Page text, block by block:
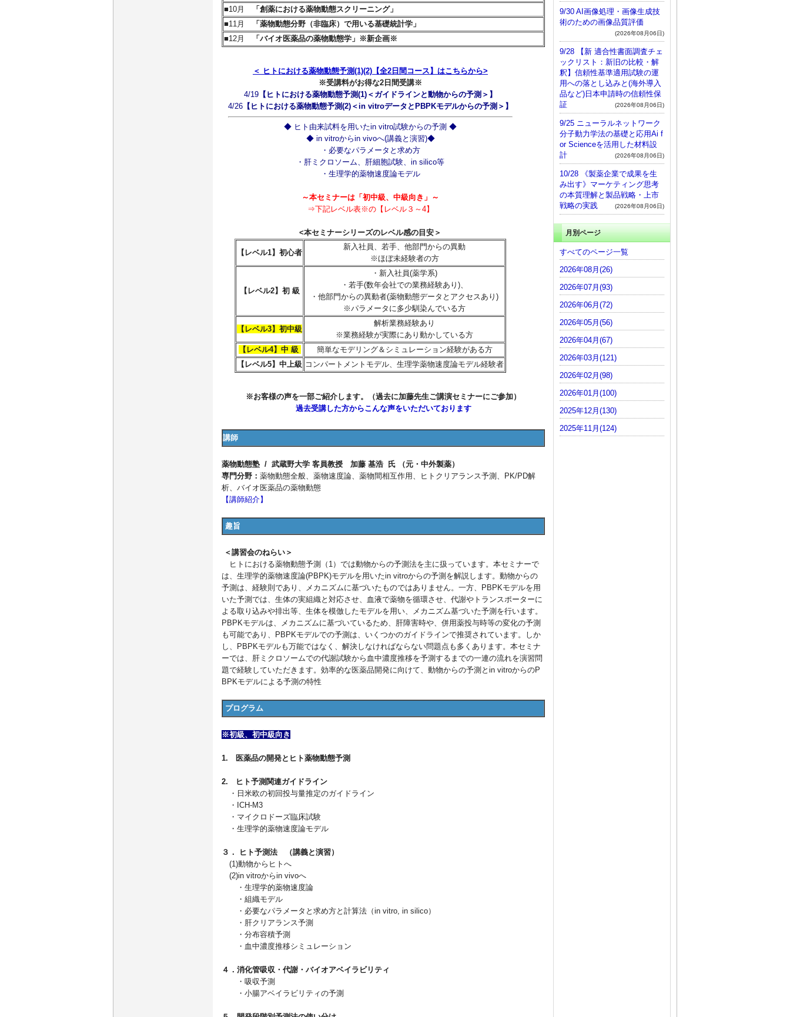
■10月
「創薬における薬物動態スクリーニング」
■11月
「薬物動態分野（非臨床）で用いる基礎統計学」
■12月
「バイオ医薬品の薬物動態学」 ※新企画※
＜ ヒトにおける薬物動態予測(1)(2)【全2日間コース】はこちらから>
※受講料がお得な2日間受講※
4/19 【ヒトにおける薬物動態予測(1)＜ガイドラインと動物からの予測＞】
4/26 【ヒトにおける薬物動態予測(2)＜in vitroデータとPBPKモデルからの予測＞】
◆ ヒト由来試料を用いたin vitro試験からの予測 ◆
◆ in vitroからin vivoへ(講義と演習)◆
・必要なパラメータと求め方
・肝ミクロソーム、肝細胞試験、in silico等
・生理学的薬物速度論モデル
～本セミナーは「初中級、中級向き」～
⇒下記レベル表※の【レベル３～4】
<本セミナーシリーズのレベル感の目安＞
【レベル1】初心者
新入社員、若手、他部門からの異動
※ほぼ未経験者の方
【レベル2】初 級
・新入社員(薬学系)
・若手(数年会社での業務経験あり)、
・他部門からの異動者(薬物動態データとアクセスあり)
※パラメータに多少馴染んでいる方
【レベル3】初中級
解析業務経験あり
※業務経験が実際にあり動かしている方
【レベル4】中 級
簡単なモデリング＆シミュレーション経験がある方
【レベル5】中上級 コンパートメントモデル、生理学薬物速度論モデル経験者
※お客様の声を一部ご紹介します。（過去に加藤先生ご講演セミナーにご参加）
過去受講した方からこんな声をいただいております
講師
薬物動態塾 / 武蔵野大学 客員教授 加藤 基浩 氏 （元・中外製薬）
専門分野： 薬物動態全般、薬物速度論、薬物間相互作用、ヒトクリアランス予測、PK/PD解
析、バイオ医薬品の薬物動態
【講師紹介】
趣旨
＜講習会のねらい＞
ヒトにおける薬物動態予測（1）では動物からの予測法を主に扱っています。本セミナーで
は、生理学的薬物速度論(PBPK)モデルを用いたin vitroからの予測を解説します。動物からの
予測は、経験則であり、メカニズムに基づいたものではありません。一方、PBPKモデルを用
いた予測では、生体の実組織と対応させ、血液で薬物を循環させ、代謝やトランスポーターに
よる取り込みや排出等、生体を模倣したモデルを用い、メカニズム基づいた予測を行います。
PBPKモデルは、メカニズムに基づいているため、肝障害時や、併用薬投与時等の変化の予測
も可能であり、PBPKモデルでの予測は、いくつかのガイドラインで推奨されています。しか
し、PBPKモデルも万能ではなく、解決しなければならない問題点も多くあります。本セミナ
ーでは、肝ミクロソームでの代謝試験から血中濃度推移を予測するまでの一連の流れを演習問
題で経験していただきます。効率的な医薬品開発に向けて、動物からの予測とin vitroからのP
BPKモデルによる予測の特性
プログラム
※初級、初中級向き
1. 医薬品の開発とヒト薬物動態予測
2. ヒト予測関連ガイドライン
・日米欧の初回投与量推定のガイドライン
・ICH-M3
・マイクロドーズ臨床試験
・生理学的薬物速度論モデル
３． ヒト予測法 （講義と演習）
(1)動物からヒトへ
(2)in vitroからin vivoへ
・生理学的薬物速度論
・組織モデル
・必要なパラメータと求め方と計算法（in vitro, in silico）
・肝クリアランス予測
・分布容積予測
・血中濃度推移シミュレーション
４．消化管吸収・代謝・バイオアベイラビリティ
・吸収予測
・小腸アベイラビリティの予測
9/30 AI画像処理・画像生成技
術のための画像品質評価
(2026年08月06日)
9/28 【新 適合性書面調査チェ
ックリスト：新旧の比較・解
釈】信頼性基準適用試験の運
用への落とし込みと(海外導入
品など)日本申請時の信頼性保
証
(2026年08月06日)
9/25 ニューラルネットワーク
分子動力学法の基礎と応用Ai f
or Scienceを活用した材料設
計
(2026年08月06日)
10/28 《製薬企業で成果を生
み出す》マーケティング思考
の本質理解と製品戦略・上市
戦略の実践
(2026年08月06日)
月別ページ
すべてのページ一覧
2026年08月(26)
2026年07月(93)
2026年06月(72)
2026年05月(56)
2026年04月(67)
2026年03月(121)
2026年02月(98)
2026年01月(100)
2025年12月(130)
2025年11月(124)